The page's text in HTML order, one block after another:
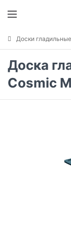
Доски
Доска
Cosmic